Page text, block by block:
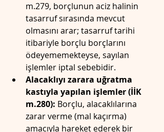
m.279, borçlunun aciz halinin
tasarruf sırasında mevcut
olmasını arar; tasarruf tarihi
itibariyle borçlu borçlarını
ödeyememekteyse, sayılan
işlemler iptal sebebidir.
Alacaklıyı zarara uğratma
kastıyla yapılan işlemler (İİK
m.280): Borçlu, alacaklılarına
zarar verme (mal kaçırma)
amacıyla hareket ederek bir